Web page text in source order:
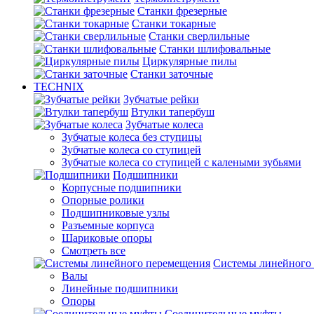
Станки фрезерные
Станки токарные
Станки сверлильные
Станки шлифовальные
Циркулярные пилы
Станки заточные
TECHNIX
Зубчатые рейки
Втулки тапербуш
Зубчатые колеса
Зубчатые колеса без ступицы
Зубчатые колеса со ступицей
Зубчатые колеса со ступицей с калеными зубьями
Подшипники
Корпусные подшипники
Опорные ролики
Подшипниковые узлы
Разъемные корпуса
Шариковые опоры
Смотреть все
Системы линейного
Валы
Линейные подшипники
Опоры